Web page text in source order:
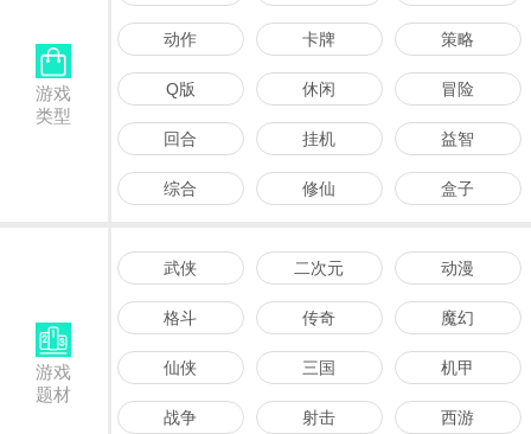
游戏
类型
动作 卡牌 策略
Q版 休闲 冒险
回合 挂机 益智
综合 修仙 盒子
游戏
题材
武侠 二次元 动漫
格斗 传奇 魔幻
仙侠 三国 机甲
战争 射击 西游